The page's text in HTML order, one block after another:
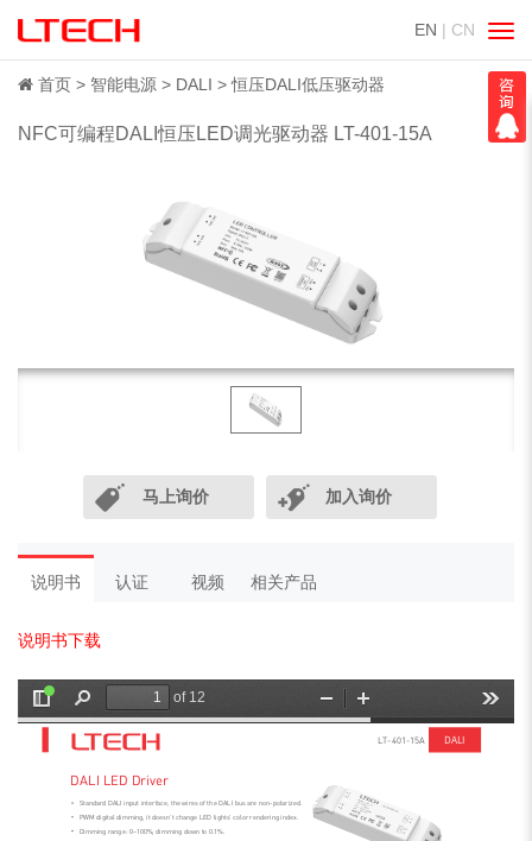
EN | CN
切
换
导
航
首页 智能电源 DALI 恒压DALI低压驱动器
NFC可编程DALI恒压LED调光驱动器 LT-401-15A
马上询价 加入询价
说明书 认证 视频 相关产品
说明书下载